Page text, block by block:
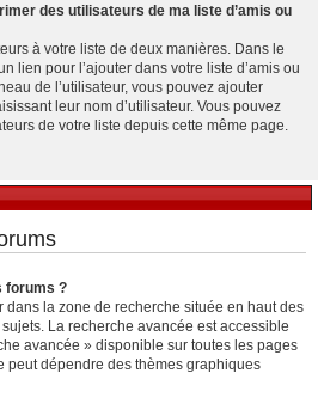
des utilisateurs de ma liste d’amis ou
à votre liste de deux manières. Dans le
lien pour l’ajouter dans votre liste d’amis ou
de l’utilisateur, vous pouvez ajouter
leur nom d’utilisateur. Vous pouvez
de votre liste depuis cette même page.
forums ?
dans la zone de recherche située en haut des
La recherche avancée est accessible
avancée » disponible sur toutes les pages
peut dépendre des thèmes graphiques